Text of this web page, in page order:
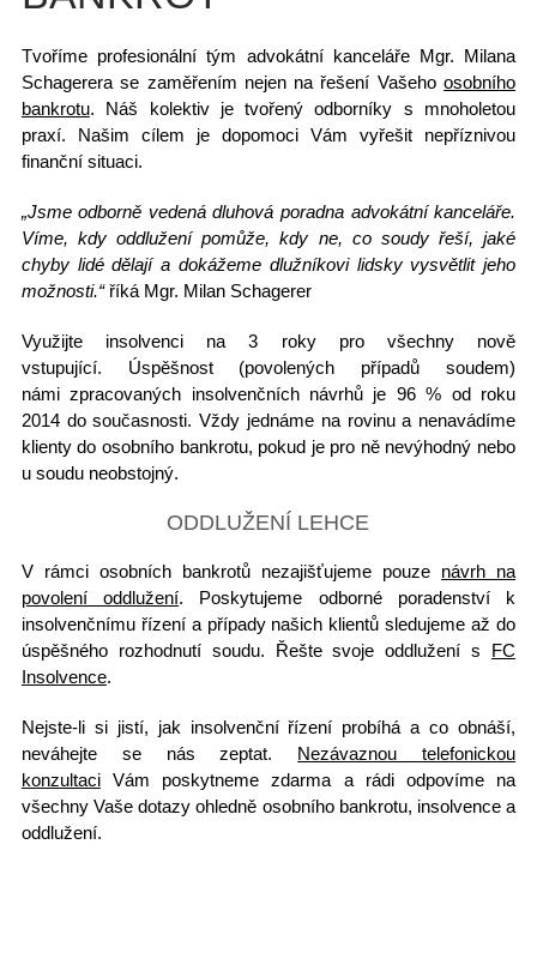
Tvoříme profesionální tým advokátní kanceláře Mgr. Milana
Schagerera se zaměřením nejen na řešení Vašehoosobního
bankrotu. Náš kolektiv je tvořený odborníky s mnoholetou
praxí. Našim cílem je dopomoci Vám vyřešit nepříznivou
finanční situaci.
„Jsme odborně vedená dluhová poradna advokátní kanceláře.
Víme, kdy oddlužení pomůže, kdy ne, co soudy řeší, jaké
chyby lidé dělají a dokážeme dlužníkovi lidsky vysvětlit jeho
možnosti.“říká Mgr. Milan Schagerer
Využijte insolvenci na 3 roky pro všechnynově
vstupující. Úspěšnost(povolených případů soudem)
námi zpracovaných insolvenčních návrhů je 96 % od roku
2014 do současnosti. Vždy jednáme na rovinu a nenavádíme
klienty do osobního bankrotu, pokud je pro ně nevýhodný nebo
u soudu neobstojný.
ODDLUŽENÍ LEHCE
V rámci osobních bankrotů nezajišťujeme pouze návrh na
povolení oddlužení. Poskytujeme odborné poradenství k
insolvenčnímu řízenía případy našich klientů sledujeme až do
úspěšného rozhodnutí soudu. Řešte svoje oddlužení s FC
Insolvence.
Nejste-li si jistí, jak insolvenční řízení probíhá a co obnáší,
neváhejte se nás zeptat. Nezávaznou telefonickou
konzultaciVám poskytnemezdarma a rádi odpovíme na
všechny Vaše dotazy ohledně osobního bankrotu, insolvence a
oddlužení.